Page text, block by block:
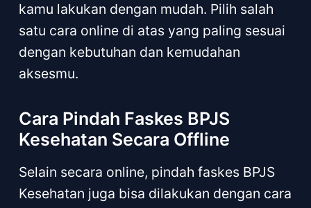
kamu lakukan dengan mudah. Pilih salah
satu cara online di atas yang paling sesuai
dengan kebutuhan dan kemudahan
aksesmu.
Cara Pindah Faskes BPJS
Kesehatan Secara Offline
Selain secara online, pindah faskes BPJS
Kesehatan juga bisa dilakukan dengan cara